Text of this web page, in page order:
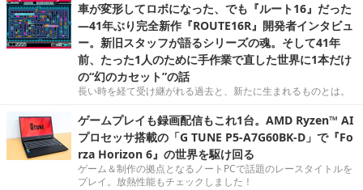
車が変形してロボになった、でも『ルート16』だった
―41年ぶり完全新作『ROUTE16R』開発者インタビュ
ー。新旧スタッフが語るシリーズの魂。そして41年
前、たった1人のために手作業で直した世界に1本だけ
の“幻のカセット”の話
長い時を経て受け継がれる過去と、新たに生まれるものとは。
ゲームプレイも録画配信もこれ1台。AMD Ryzen™ AI
プロセッサ搭載の「G TUNE P5-A7G60BK-D」で『Fo
rza Horizon 6』の世界を駆け回る
ゲーム＆制作の拠点となるノートPCで話題のレースタイトルを
プレイ。放熱性能もチェックしました！